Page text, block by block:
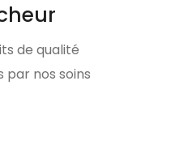
de qualité
par nos soins